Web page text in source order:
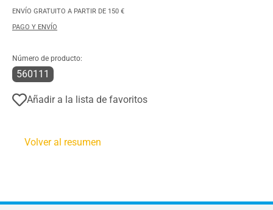
ENVÍO GRATUITO A PARTIR DE 150 €
PAGO Y ENVÍO
Número de producto:
560111
Añadir a la lista de favoritos
Volver al resumen